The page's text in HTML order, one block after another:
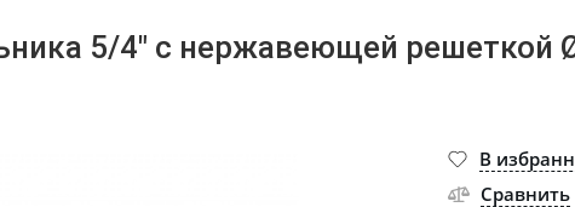
5/4" с нержавеющей peшeткой
В
Сравнить